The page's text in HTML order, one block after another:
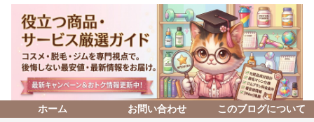
ホーム お問い合わせ このブログについて